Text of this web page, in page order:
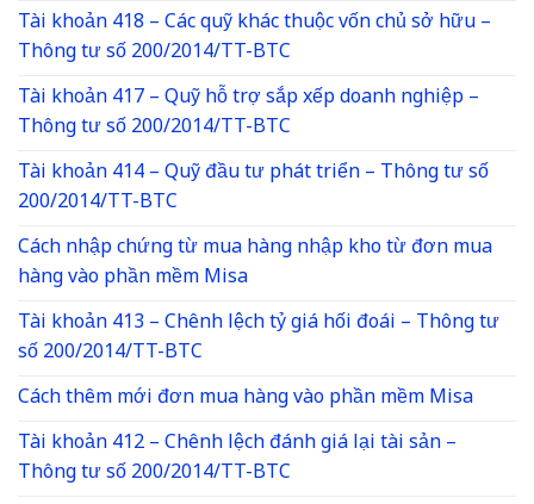
Tài khoản 418 – Các quỹ khác thuộc vốn chủ sở hữu –
Thông tư số 200/2014/TT-BTC
Tài khoản 417 – Quỹ hỗ trợ sắp xếp doanh nghiệp –
Thông tư số 200/2014/TT-BTC
Tài khoản 414 – Quỹ đầu tư phát triển – Thông tư số
200/2014/TT-BTC
Cách nhập chứng từ mua hàng nhập kho từ đơn mua
hàng vào phần mềm Misa
Tài khoản 413 – Chênh lệch tỷ giá hối đoái – Thông tư
số 200/2014/TT-BTC
Cách thêm mới đơn mua hàng vào phần mềm Misa
Tài khoản 412 – Chênh lệch đánh giá lại tài sản –
Thông tư số 200/2014/TT-BTC